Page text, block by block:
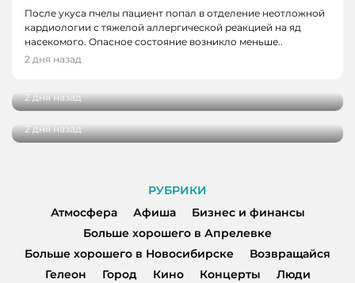
После укуса пчелы пациент попал в отделение неотложной
кардиологии с тяжелой аллергической реакцией на яд
насекомого. Опасное состояние возникло меньше..
2 дня назад
НОВОСТИ
Школьные укрытия Кемерова проверяют
2 дня назад
НОВОСТИ, НОВОСТИ КЕМЕРОВО
останавливаться в деревне Красная
2 дня назад
РУБРИКИ
Атмосфера
Афиша
Бизнес и финансы
Больше хорошего в Апрелевке
Больше хорошего в Новосибирске
Возвращайся
Гелеон
Город Кино Концерты
Люди